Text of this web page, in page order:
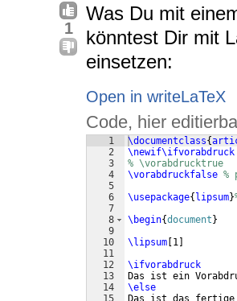
1
Was Du mit
könntest Dir mit
einsetzen:
Open in writeLaTeX
Code, hier
1
2
3
4
5
6
7
8
9
10
11
12
13
14
\documentclass{
\newif\ifvorabdruck
% \vorabdrucktrue
\vorabdruckfalse %
\usepackage{ lipsum}
\begin{document }
\lipsum 1
\ifvorabdruck
Das ist ein
\else